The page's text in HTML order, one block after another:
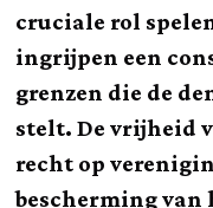
cruciale rol
ingrijpen een
grenzen die de
stelt. De vrijheid
recht op
bescherming van